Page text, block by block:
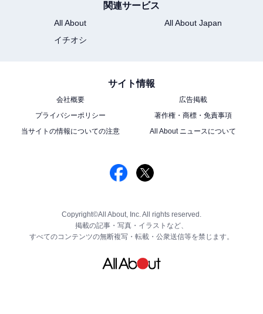
関連サービス
All About
All About Japan
イチオシ
サイト情報
会社概要
広告掲載
プライバシーポリシー
著作権・商標・免責事項
当サイトの情報についての注意
All About ニュースについて
Copyright©All About, Inc. All rights reserved.
掲載の記事・写真・イラストなど、
すべてのコンテンツの無断複写・転載・公衆送信等を禁じます。